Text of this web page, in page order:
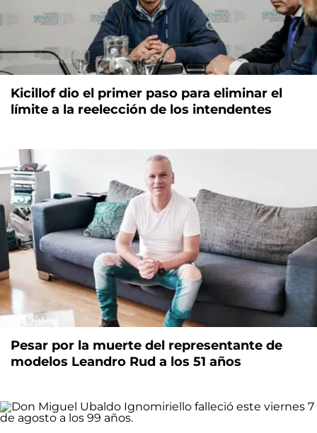
Kicillof dio el primer paso para eliminar el
límite a la reelección de los intendentes
Pesar por la muerte del representante de
modelos Leandro Rud a los 51 años